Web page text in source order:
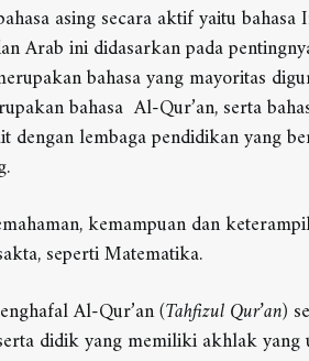
asing secara aktif yaitu bahasa
Arab ini didasarkan pada
bahasa yang mayoritas
bahasa Al-Qur’an, serta
dengan lembaga pendidikan yang
kemampuan dan
seperti Matematika.
Al-Qur’an(Tahfizul Qur’an)
didik yang memiliki akhlak yang